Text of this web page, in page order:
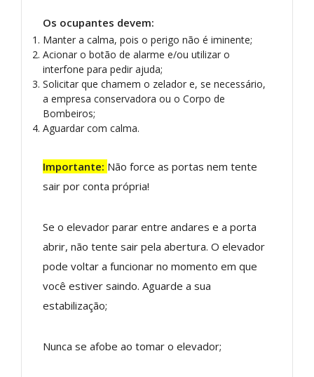
Os ocupantes devem:
Manter a calma, pois o perigo não é iminente;
Acionar o botão de alarme e/ou utilizar o
interfone para pedir ajuda;
Solicitar que chamem o zelador e, se necessário,
a empresa conservadora ou o Corpo de
Bombeiros;
Aguardar com calma.
Importante: Não force as portas nem tente
sair por conta própria!
Se o elevador parar entre andares e a porta
abrir, não tente sair pela abertura. O elevador
pode voltar a funcionar no momento em que
você estiver saindo. Aguarde a sua
estabilização;
Nunca se afobe ao tomar o elevador;